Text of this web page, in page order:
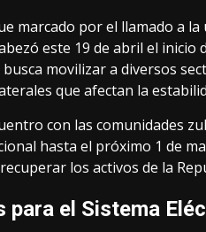
marcado por el llamado a
este 19 de abril el inicio
busca movilizar a diversos
que afectan la
con las comunidades
hasta el próximo 1 de
los activos de la
para el Sistema